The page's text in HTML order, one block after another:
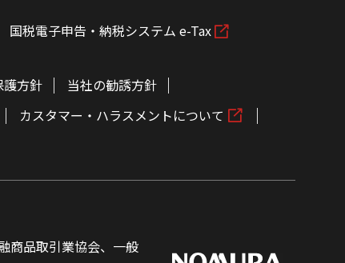
国税電子申告・納税システム e-Tax
護方針
当社の勧誘方針
カスタマー・ハラスメントについて
商品取引業協会、一般